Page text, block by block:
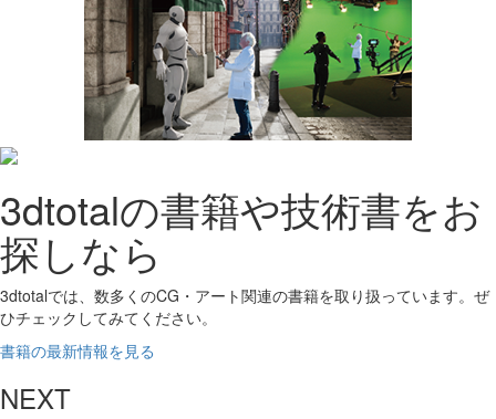
3dtotalの書籍や技術書をお
探しなら
3dtotalでは、数多くのCG・アート関連の書籍を取り扱っています。ぜ
ひチェックしてみてください。
書籍の最新情報を見る
NEXT